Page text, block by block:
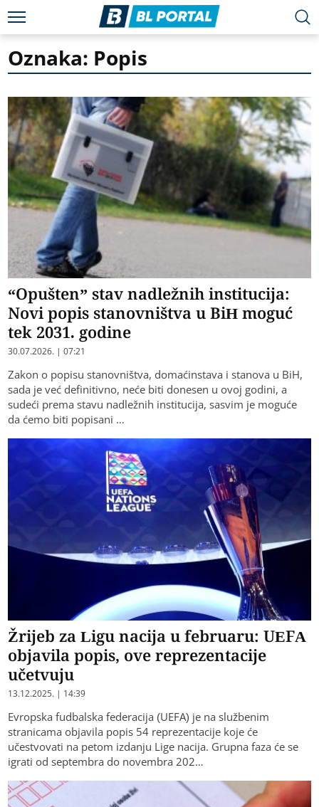
Oznaka: Popis
“Opušten” stav nadležnih institucija:
Novi popis stanovništva u BiH moguć
tek 2031. godine
30.07.2026. | 07:21
Zakon o popisu stanovništva, domaćinstava i stanova u BiH,
sada je već definitivno, neće biti donesen u ovoj godini, a
sudeći prema stavu nadležnih institucija, sasvim je moguće
da ćemo biti popisani …
Žrijeb za Ligu nacija u februaru: UEFA
objavila popis, ove reprezentacije
učetvuju
13.12.2025. | 14:39
Evropska fudbalska federacija (UEFA) je na službenim
stranicama objavila popis 54 reprezentacije koje će
učestvovati na petom izdanju Lige nacija. Grupna faza će se
igrati od septembra do novembra 202…